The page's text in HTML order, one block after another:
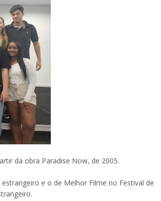
da obra Paradise Now, de 2005.
e o de Melhor Filme no Festival de